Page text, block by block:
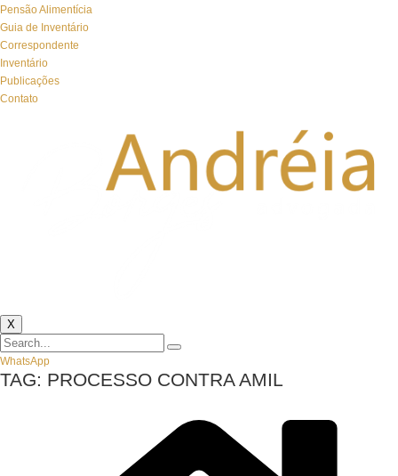
Pensão Alimentícia
Guia de Inventário
Correspondente
Inventário
Publicações
Contato
X
WhatsApp
TAG: PROCESSO CONTRA AMIL